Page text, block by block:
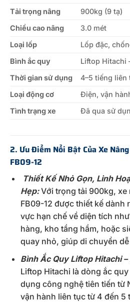
Tải trọng nâng
900kg (9 tạ)
Chiều cao nâng
3.0 mét
Loại lốp
Lốp đặc,
Bình ắc quy
Liftop Hitachi
Thời gian sử dụng
4–5 tiếng liên
Loại động cơ
Điện, vận
Tình trạng xe
Đã qua sử
2. Ưu Điểm Nổi Bật Của Xe
FB09-12
Thiết Kế Nhỏ Gọn, Linh
Hẹp:Với trọng tải 900kg, xe
FB09-12 được thiết kế dành
vực hạn chế về diện tích
hàng, kho tầng hầm, hoặc
quay nhỏ, giúp di chuyển
Bình Ắc Quy Liftop Hitachi –
Liftop Hitachi là dòng ắc
dụng công nghệ tiên tiến từ
vận hành liên tục từ 4 đến 5